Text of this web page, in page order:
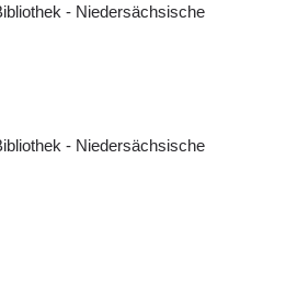
- Niedersächsische
- Niedersächsische